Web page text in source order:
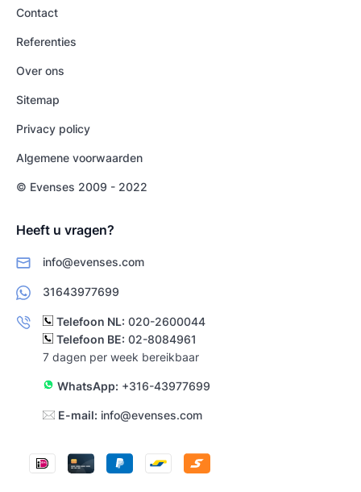
Contact
Referenties
Over ons
Sitemap
Privacy policy
Algemene voorwaarden
© Evenses 2009 - 2022
Heeft u vragen?
info@evenses.com
31643977699
Telefoon NL: 020-2600044
Telefoon BE: 02-8084961
7 dagen per week bereikbaar
WhatsApp: +316-43977699
E-mail: info@evenses.com